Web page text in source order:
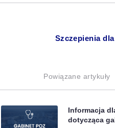
Szczepienia
Powiązane artykuły
Informacja
dotycząca